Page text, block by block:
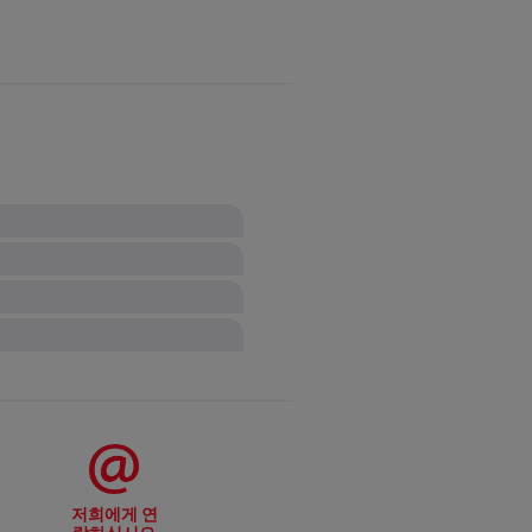
한 손잡이를 오븐에 넣기 전 제
온도까지 가열되어야
이며 조리기구의 성능에는 영
.
혼합물이 팬에서 가열되면서
하는 경우 타블렛이나 캡슐 타
으로 인해 약해지고 변색될 수
뜻함) 그런 다음 소량의 식용
과열되면 눌러붙지 않는 코팅
에 도달했음을 알려줍니다. 열
어 팬이 휘고 뒤틀린 것입니다.
변화는 금속이 휘게 만들어 바
삼발이가 필요할 수 있는데,
다.
태 변형이 일어날 수 있습니다
용하고 관리하면 여러 번 사용
하는 것입니다. 자석이 프라
해 드리기 어렵습니다. 코팅의
저희에게 연